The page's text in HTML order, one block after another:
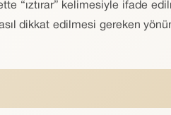
“ıztırar” kelimesiyle ifade
dikkat edilmesi gereken